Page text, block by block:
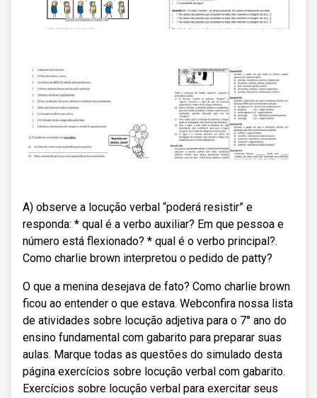
A) observe a locução verbal “poderá resistir” e
responda: * qual é a verbo auxiliar? Em que pessoa e
número está flexionado? * qual é o verbo principal?.
Como charlie brown interpretou o pedido de patty?
O que a menina desejava de fato? Como charlie brown
ficou ao entender o que estava. Webconfira nossa lista
de atividades sobre locução adjetiva para o 7° ano do
ensino fundamental com gabarito para preparar suas
aulas. Marque todas as questões do simulado desta
página exercícios sobre locução verbal com gabarito.
Exercícios sobre locução verbal para exercitar seus